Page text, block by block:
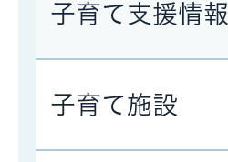
子育て支援情報
子育て施設